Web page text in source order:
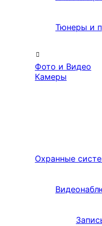
Тюнеры и
Фото и Видео
Камеры
Охранные